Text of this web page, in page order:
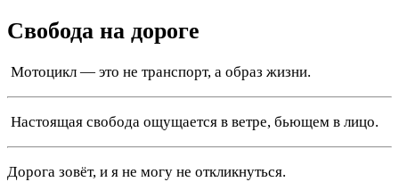
Свобода на дороге
️ Мотоцикл — это не транспорт, а образ жизни.
️ Настоящая свобода ощущается в ветре, бьющем в лицо.
Дорога зовёт, и я не могу не откликнуться.